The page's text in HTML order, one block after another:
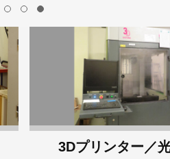
3Dプリンター／